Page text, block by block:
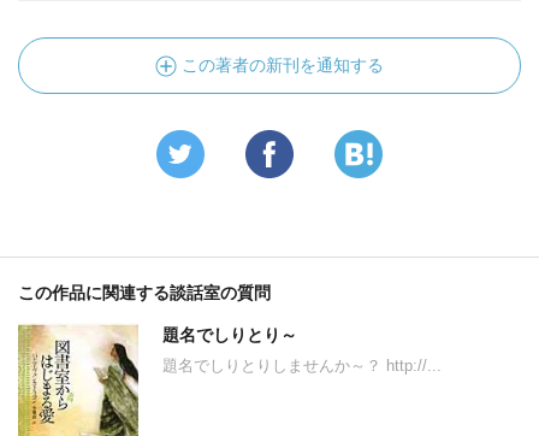
この著者の新刊を通知する
この作品に関連する談話室の質問
題名でしりとり～
題名でしりとりしませんか～？ http://...